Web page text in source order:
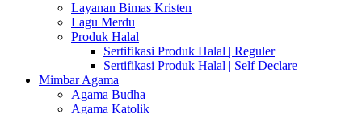
Layanan Bimas Kristen
Lagu Merdu
Produk Halal
Sertifikasi Produk Halal | Reguler
Sertifikasi Produk Halal | Self Declare
Mimbar Agama
Agama Budha
Agama Katolik